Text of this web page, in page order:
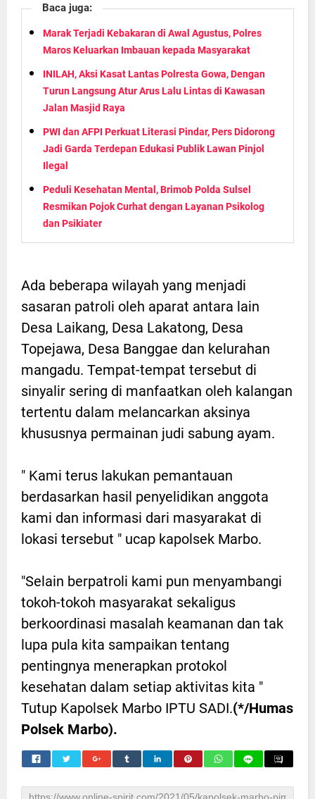
Baca juga:
Marak Terjadi Kebakaran di Awal Agustus, Polres
Maros Keluarkan Imbauan kepada Masyarakat
INILAH, Aksi Kasat Lantas Polresta Gowa, Dengan
Turun Langsung Atur Arus Lalu Lintas di Kawasan
Jalan Masjid Raya
PWI dan AFPI Perkuat Literasi Pindar, Pers Didorong
Jadi Garda Terdepan Edukasi Publik Lawan Pinjol
Ilegal
Peduli Kesehatan Mental, Brimob Polda Sulsel
Resmikan Pojok Curhat dengan Layanan Psikolog
dan Psikiater
Ada beberapa wilayah yang menjadi
sasaran patroli oleh aparat antara lain
Desa Laikang, Desa Lakatong, Desa
Topejawa, Desa Banggae dan kelurahan
mangadu. Tempat-tempat tersebut di
sinyalir sering di manfaatkan oleh kalangan
tertentu dalam melancarkan aksinya
khususnya permainan judi sabung ayam.
" Kami terus lakukan pemantauan
berdasarkan hasil penyelidikan anggota
kami dan informasi dari masyarakat di
lokasi tersebut " ucap kapolsek Marbo.
"Selain berpatroli kami pun menyambangi
tokoh-tokoh masyarakat sekaligus
berkoordinasi masalah keamanan dan tak
lupa pula kita sampaikan tentang
pentingnya menerapkan protokol
kesehatan dalam setiap aktivitas kita "
Tutup Kapolsek Marbo IPTU SADI.(*/Humas
Polsek Marbo).